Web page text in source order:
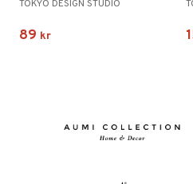
TOKYO DESIGN STUDIO
89 kr